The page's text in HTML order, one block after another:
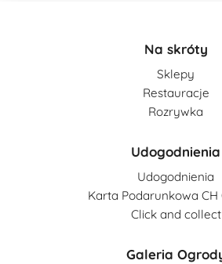
Na skróty
Sklepy
Restauracje
Rozrywka
Udogodnienia
Udogodnienia
Karta Podarunkowa
Click and collect
Galeria